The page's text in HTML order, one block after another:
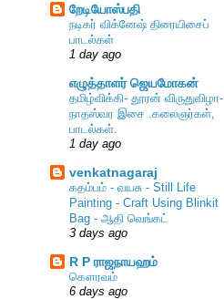
றேடியோஸ்பதி
நடிகர் விக்னேஷ் திரையிசைப்
பாடல்கள்
1 day ago
எழுத்தாளர் ஜெயமோகன்
தமிழ்விக்கி- தூரன் விருதுவிழா-
நாதஸ்வர இசை .கலைஞர்கள்,
பாடல்கள்.
1 day ago
venkatnagaraj
கதம்பம் - வயசு - Still Life
Painting - Craft Using Blinkit
Bag - ஆதி வெங்கட்
3 days ago
R P ராஜநாயஹம்
கௌரவம்
6 days ago